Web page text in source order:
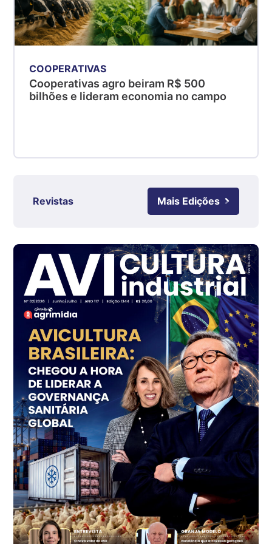
Suíno - Estadual
PR
kg
Suíno - Estadual
SC
RS
Ovo Branco - Regional
Branco
R$ 145,34
cx
Ovo Vermelho - Regional
Grande São Paulo (SP)
R$ 155,59
cx
Ovo Vermelho - Regional
Vermelho
R$ 159,31
cx
Ovo Branco - Regional
Bastos (SP)
R$ 134,40
cx
Ovo Vermelho - Regional
Bastos (SP)
COOPERATIVAS
Cooperativas agro beiram R$ 500
bilhões e lideram economia no campo
Revistas Mais Edições